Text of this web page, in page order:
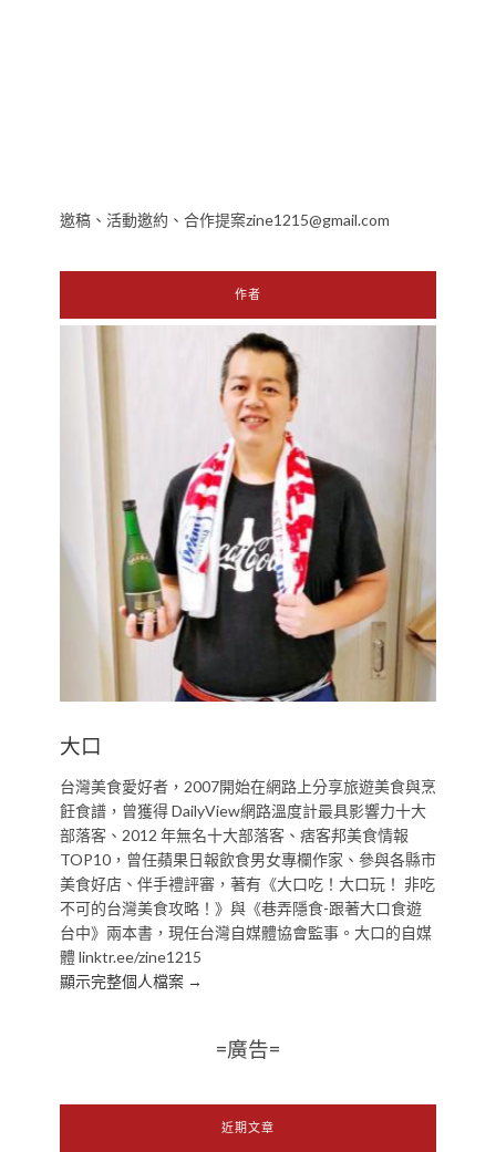
邀稿、活動邀約、合作提案zine1215@gmail.com
作者
大口
台灣美食愛好者，2007開始在網路上分享旅遊美食與烹
飪食譜，曾獲得 DailyView網路溫度計最具影響力十大
部落客、2012 年無名十大部落客、痞客邦美食情報
TOP10，曾任蘋果日報飲食男女專欄作家、參與各縣市
美食好店、伴手禮評審，著有《大口吃！大口玩！ 非吃
不可的台灣美食攻略！》與《巷弄隱食-跟著大口食遊
台中》兩本書，現任台灣自媒體協會監事。大口的自媒
體 linktr.ee/zine1215
顯示完整個人檔案 →
=廣告=
近期文章